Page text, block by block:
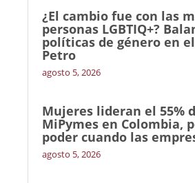
¿El cambio fue con las
personas LGBTIQ+?
políticas de género en
Petro
agosto 5, 2026
Mujeres lideran el 55%
MiPymes en Colombia,
poder cuando las
agosto 5, 2026